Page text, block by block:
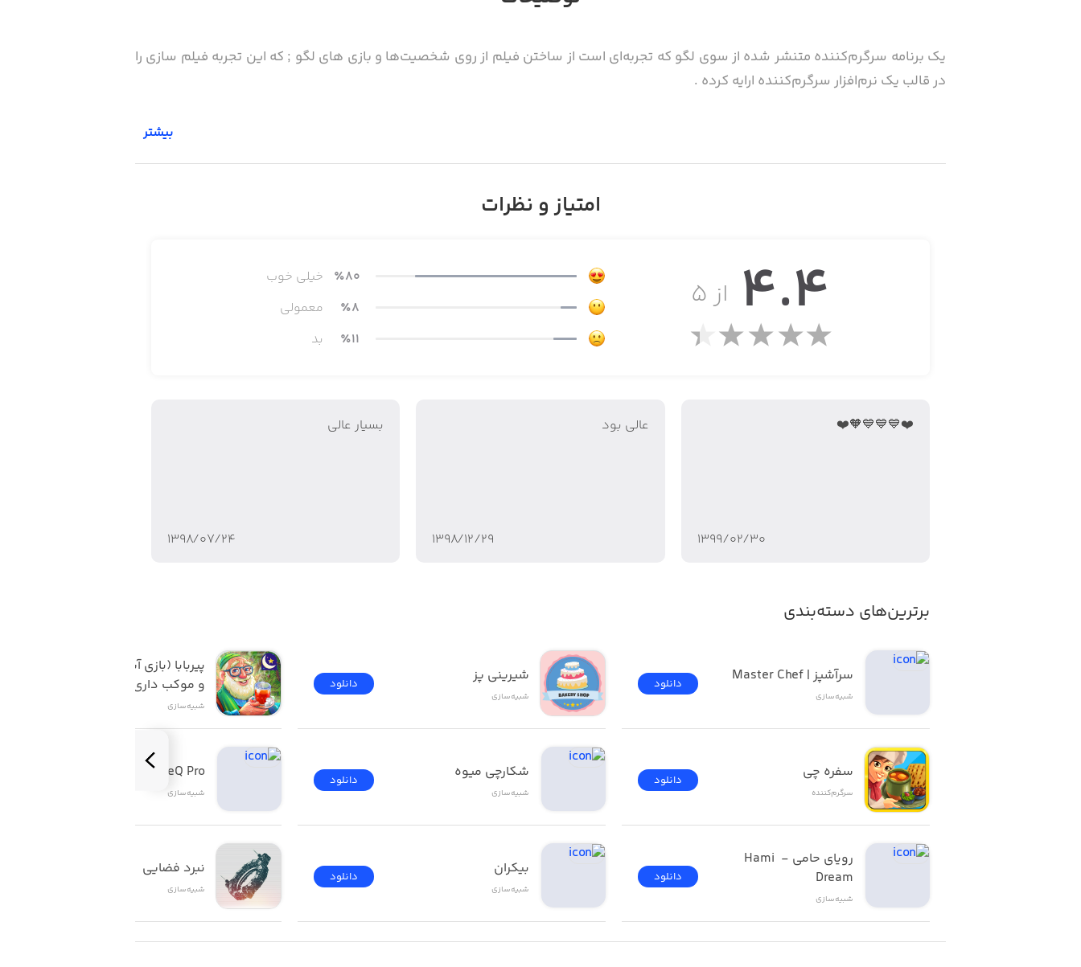
یک برنامه سرگرم‌کننده متنشر شده از سوی لگو که تجربه‌ای است از ساختن فیلم از روی شخصیت‌ها و بازی های لگو ; که این تجربه فیلم سازی را
در قالب یک نرم‌افزار سرگرم‌کننده ارایه کرده .
بیشتر
امتیاز و نظرات
از ۵ 4.4 ٪80
خیلی خوب
٪8
معمولی
٪11 بد
❤️💙💙💙🧡❤️
۱۳۹۹/۰۲/۳۰
عالی بود
۱۳۹۸/۱۲/۲۹
بسیار عالی
۱۳۹۸/۰۷/۲۴
برترین‌های دسته‌بندی
سرآشپز | Master Chef
شبیه‌سازی
دانلود
سفره چی
سرگرم‌کننده
دانلود
رویای حامی - Hami
Dream
شبیه‌سازی
دانلود
شیرینی پز
شبیه‌سازی
دانلود
شکارچی میوه
شبیه‌سازی
دانلود
بیکران
شبیه‌سازی
دانلود
و موکب داری)
شبیه‌سازی
OneQ Pro
شبیه‌سازی
نبرد فضایی
شبیه‌سازی